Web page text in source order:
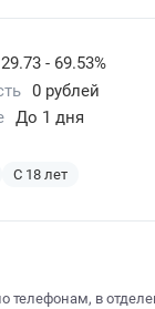
29.73 - 69.53%
0 рублей
До 1 дня
С 18 лет
в